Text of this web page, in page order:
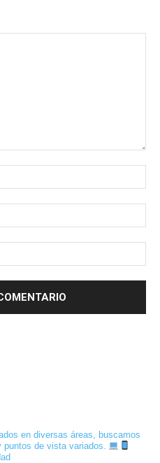
en diversas áreas, buscamos
de vista variados.